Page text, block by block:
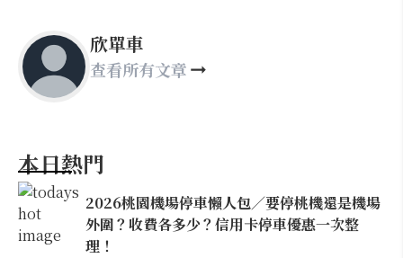
欣單車
查看所有文章
本日熱門
2026桃園機場停車懶人包／要停桃機還是機場
外圍？收費各多少？信用卡停車優惠一次整
理！